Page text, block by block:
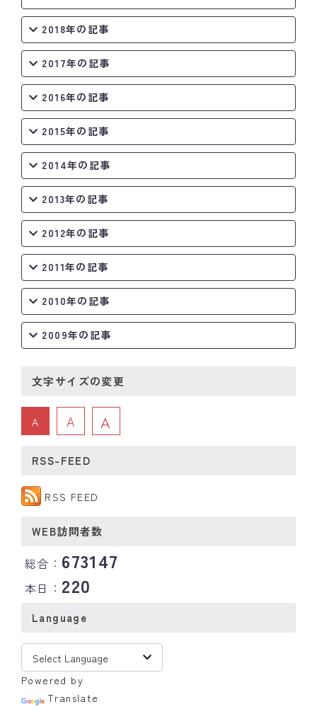
2018年の記事
2017年の記事
2016年の記事
2015年の記事
2014年の記事
2013年の記事
2012年の記事
2011年の記事
2010年の記事
2009年の記事
文字サイズの変更
A A A
RSS-FEED
RSS FEED
WEB訪問者数
総合： 673147
本日： 220
Language
Powered by
Translate